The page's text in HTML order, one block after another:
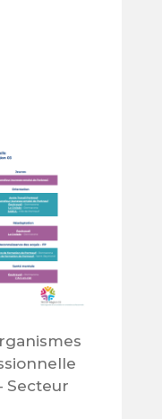
Secteur